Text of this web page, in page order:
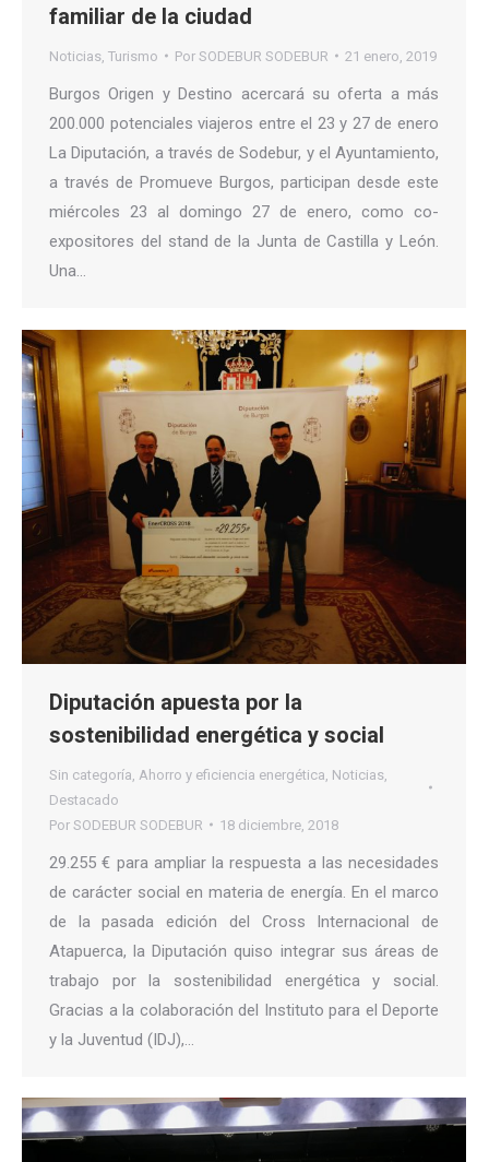
familiar de la ciudad
Noticias Turismo Por SODEBUR SODEBUR 21 enero, 2019
Burgos Origen y Destino acercará su oferta a más
200.000 potenciales viajeros entre el 23 y 27 de enero
La Diputación, a través de Sodebur, y el Ayuntamiento,
a través de Promueve Burgos, participan desde este
miércoles 23 al domingo 27 de enero, como co-
expositores del stand de la Junta de Castilla y León.
Una…
Diputación apuesta por la
sostenibilidad energética y social
Sin categoría Ahorro y eficiencia energética Noticias
Destacado
Por SODEBUR SODEBUR 18 diciembre, 2018
29.255 € para ampliar la respuesta a las necesidades
de carácter social en materia de energía. En el marco
de la pasada edición del Cross Internacional de
Atapuerca, la Diputación quiso integrar sus áreas de
trabajo por la sostenibilidad energética y social.
Gracias a la colaboración del Instituto para el Deporte
y la Juventud (IDJ),…